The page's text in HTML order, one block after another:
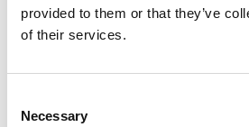
provided to them or that they’ve
of their services.
Selection
Necessary
Fremstillet i Tyskland af rustfrit
sammenlignet med titanium og